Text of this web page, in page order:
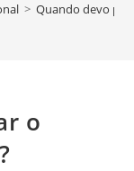
> Quando devo
o